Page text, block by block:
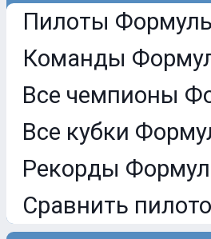
Пилоты
Команды
Все чемпионы
Все кубки
Рекорды
Сравнить